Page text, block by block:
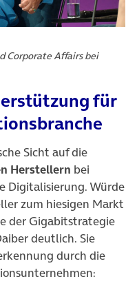
Corporate Affairs bei
für
Sicht auf die
Herstellern bei
Digitalisierung. Würde
zum hiesigen Markt
der Gigabitstrategie
deutlich. Sie
durch die